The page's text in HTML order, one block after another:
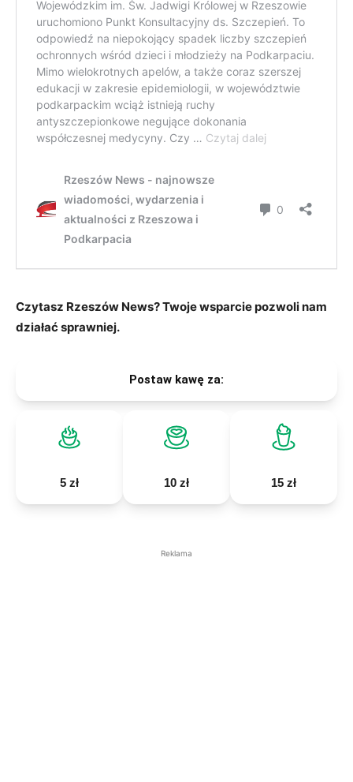
Czytasz Rzeszów News? Twoje wsparcie pozwoli nam
działać sprawniej.
Postaw kawę za:
5 zł 10 zł 15 zł
Reklama